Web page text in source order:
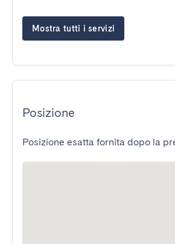
Mostra tutti i servizi
Posizione
Posizione esatta fornita dopo la